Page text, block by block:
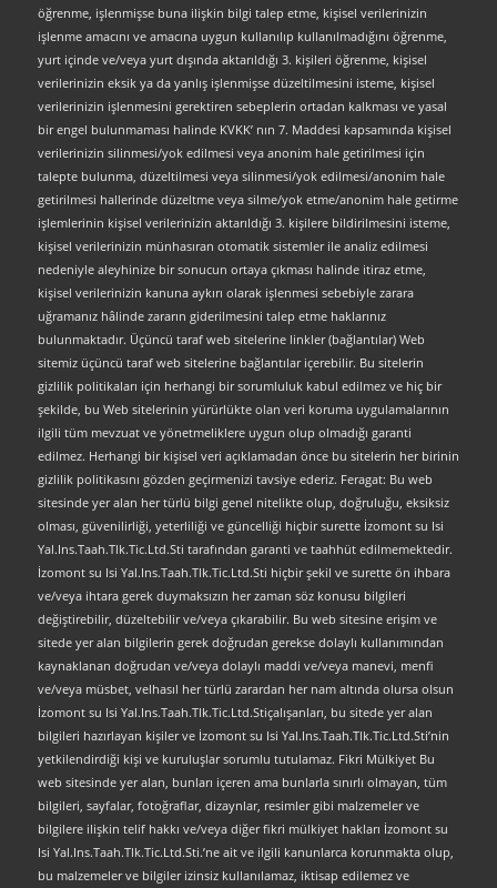
öğrenme, işlenmişse buna ilişkin bilgi talep etme, kişisel verilerinizin
işlenme amacını ve amacına uygun kullanılıp kullanılmadığını öğrenme,
yurt içinde ve/veya yurt dışında aktarıldığı 3. kişileri öğrenme, kişisel
verilerinizin eksik ya da yanlış işlenmişse düzeltilmesini isteme, kişisel
verilerinizin işlenmesini gerektiren sebeplerin ortadan kalkması ve yasal
bir engel bulunmaması halinde KVKK’ nın 7. Maddesi kapsamında kişisel
verilerinizin silinmesi/yok edilmesi veya anonim hale getirilmesi için
talepte bulunma, düzeltilmesi veya silinmesi/yok edilmesi/anonim hale
getirilmesi hallerinde düzeltme veya silme/yok etme/anonim hale getirme
işlemlerinin kişisel verilerinizin aktarıldığı 3. kişilere bildirilmesini isteme,
kişisel verilerinizin münhasıran otomatik sistemler ile analiz edilmesi
nedeniyle aleyhinize bir sonucun ortaya çıkması halinde itiraz etme,
kişisel verilerinizin kanuna aykırı olarak işlenmesi sebebiyle zarara
uğramanız hâlinde zararın giderilmesini talep etme haklarınız
bulunmaktadır. Üçüncü taraf web sitelerine linkler (bağlantılar) Web
sitemiz üçüncü taraf web sitelerine bağlantılar içerebilir. Bu sitelerin
gizlilik politikaları için herhangi bir sorumluluk kabul edilmez ve hiç bir
şekilde, bu Web sitelerinin yürürlükte olan veri koruma uygulamalarının
ilgili tüm mevzuat ve yönetmeliklere uygun olup olmadığı garanti
edilmez. Herhangi bir kişisel veri açıklamadan önce bu sitelerin her birinin
gizlilik politikasını gözden geçirmenizi tavsiye ederiz. Feragat: Bu web
sitesinde yer alan her türlü bilgi genel nitelikte olup, doğruluğu, eksiksiz
olması, güvenilirliği, yeterliliği ve güncelliği hiçbir surette İzomont su Isi
Yal.Ins.Taah.Tlk.Tic.Ltd.Sti tarafından garanti ve taahhüt edilmemektedir.
İzomont su Isi Yal.Ins.Taah.Tlk.Tic.Ltd.Sti hiçbir şekil ve surette ön ihbara
ve/veya ihtara gerek duymaksızın her zaman söz konusu bilgileri
değiştirebilir, düzeltebilir ve/veya çıkarabilir. Bu web sitesine erişim ve
sitede yer alan bilgilerin gerek doğrudan gerekse dolaylı kullanımından
kaynaklanan doğrudan ve/veya dolaylı maddi ve/veya manevi, menfi
ve/veya müsbet, velhasıl her türlü zarardan her nam altında olursa olsun
İzomont su Isi Yal.Ins.Taah.Tlk.Tic.Ltd.Stiçalışanları, bu sitede yer alan
bilgileri hazırlayan kişiler ve İzomont su Isi Yal.Ins.Taah.Tlk.Tic.Ltd.Sti’nin
yetkilendirdiği kişi ve kuruluşlar sorumlu tutulamaz. Fikri Mülkiyet Bu
web sitesinde yer alan, bunları içeren ama bunlarla sınırlı olmayan, tüm
bilgileri, sayfalar, fotoğraflar, dizaynlar, resimler gibi malzemeler ve
bilgilere ilişkin telif hakkı ve/veya diğer fikri mülkiyet hakları İzomont su
Isi Yal.Ins.Taah.Tlk.Tic.Ltd.Sti.’ne ait ve ilgili kanunlarca korunmakta olup,
bu malzemeler ve bilgiler izinsiz kullanılamaz, iktisap edilemez ve